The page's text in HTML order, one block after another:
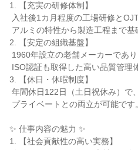
1. 【充実の研修体制】
2. 【安定の組織基盤】
3. 【休日・休暇制度】
✨ 仕事内容の魅力 ✨
1. 【社会貢献性の高い実務】